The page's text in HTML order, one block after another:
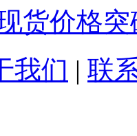
货价格
我们 | 联